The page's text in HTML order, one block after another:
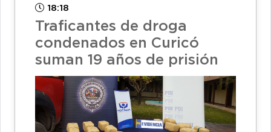
18:18
Traficantes de droga
condenados en Curicó
suman 19 años de prisión